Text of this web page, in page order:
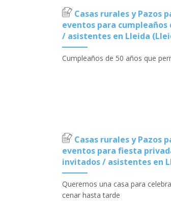
Casas rurales y Pazos
eventos para cumpleaños
/ asistentes en Lleida
Cumpleaños de 50 años que
Casas rurales y Pazos
eventos para fiesta
invitados / asistentes en
Queremos una casa para
cenar hasta tarde